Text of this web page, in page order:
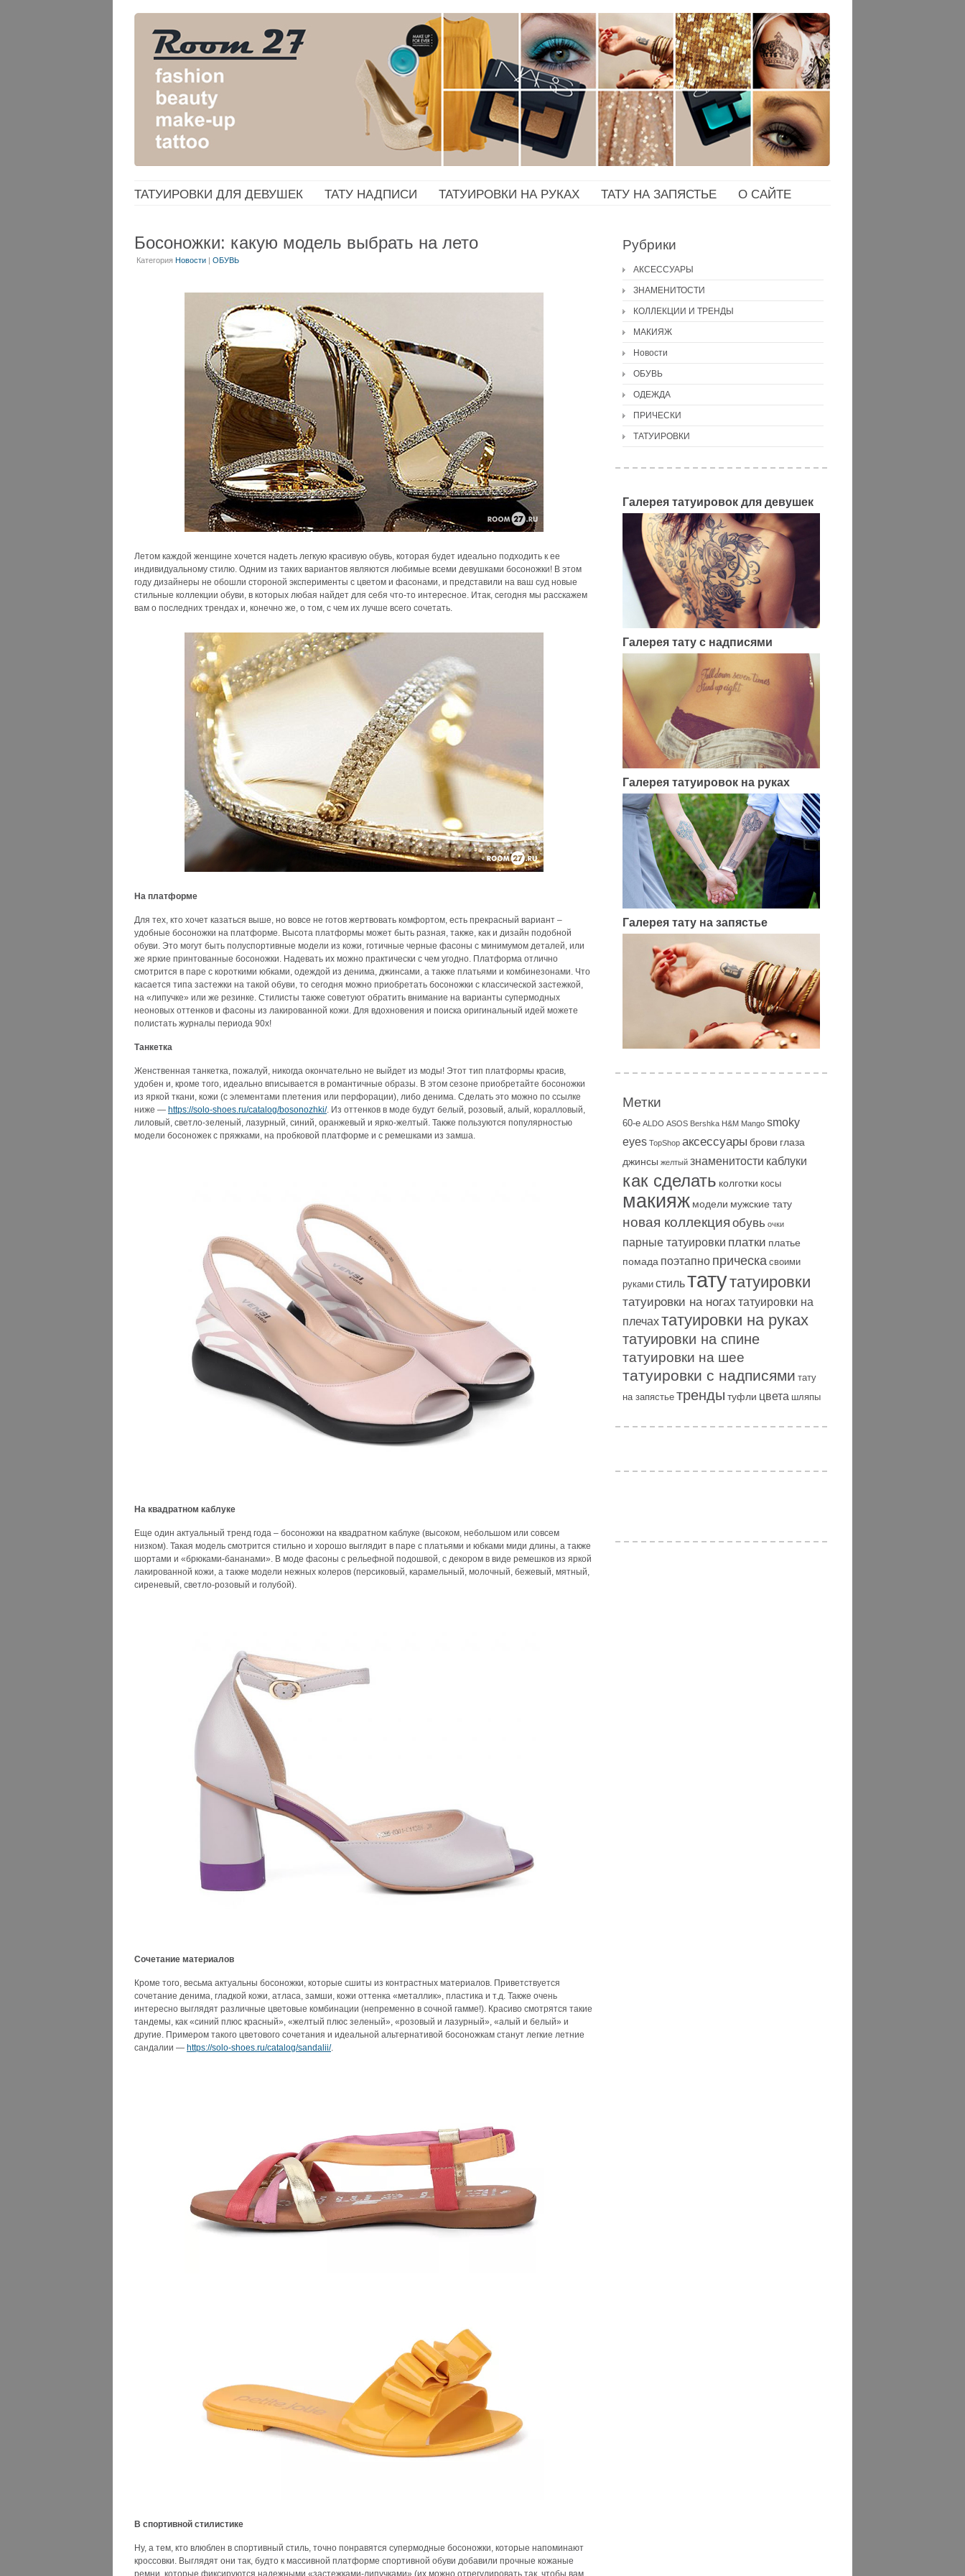
ТАТУИРОВКИ ДЛЯ ДЕВУШЕК ТАТУ НАДПИСИ ТАТУИРОВКИ НА РУКАХ ТАТУ НА ЗАПЯСТЬЕ О САЙТЕ
Босоножки: какую модель выбрать на лето
Категория Новости | ОБУВЬ
Летом каждой женщине хочется надеть легкую красивую обувь, которая будет идеально подходить к ее
индивидуальному стилю. Одним из таких вариантов являются любимые всеми девушками босоножки! В этом
году дизайнеры не обошли стороной эксперименты с цветом и фасонами, и представили на ваш суд новые
стильные коллекции обуви, в которых любая найдет для себя что-то интересное. Итак, сегодня мы расскажем
вам о последних трендах и, конечно же, о том, с чем их лучше всего сочетать.
На платформе
Для тех, кто хочет казаться выше, но вовсе не готов жертвовать комфортом, есть прекрасный вариант –
удобные босоножки на платформе. Высота платформы может быть разная, также, как и дизайн подобной
обуви. Это могут быть полуспортивные модели из кожи, готичные черные фасоны с минимумом деталей, или
же яркие принтованные босоножки. Надевать их можно практически с чем угодно. Платформа отлично
смотрится в паре с короткими юбками, одеждой из денима, джинсами, а также платьями и комбинезонами. Что
касается типа застежки на такой обуви, то сегодня можно приобретать босоножки с классической застежкой,
на «липучке» или же резинке. Стилисты также советуют обратить внимание на варианты супермодных
неоновых оттенков и фасоны из лакированной кожи. Для вдохновения и поиска оригинальный идей можете
полистать журналы периода 90х!
Танкетка
Женственная танкетка, пожалуй, никогда окончательно не выйдет из моды! Этот тип платформы красив,
удобен и, кроме того, идеально вписывается в романтичные образы. В этом сезоне приобретайте босоножки
из яркой ткани, кожи (с элементами плетения или перфорации), либо денима. Сделать это можно по ссылке
ниже — https://solo-shoes.ru/catalog/bosonozhki/. Из оттенков в моде будут белый, розовый, алый, коралловый,
лиловый, светло-зеленый, лазурный, синий, оранжевый и ярко-желтый. Также пользуются популярностью
модели босоножек с пряжками, на пробковой платформе и с ремешками из замша.
На квадратном каблуке
Еще один актуальный тренд года – босоножки на квадратном каблуке (высоком, небольшом или совсем
низком). Такая модель смотрится стильно и хорошо выглядит в паре с платьями и юбками миди длины, а также
шортами и «брюками-бананами». В моде фасоны с рельефной подошвой, с декором в виде ремешков из яркой
лакированной кожи, а также модели нежных колеров (персиковый, карамельный, молочный, бежевый, мятный,
сиреневый, светло-розовый и голубой).
Сочетание материалов
Кроме того, весьма актуальны босоножки, которые сшиты из контрастных материалов. Приветствуется
сочетание денима, гладкой кожи, атласа, замши, кожи оттенка «металлик», пластика и т.д. Также очень
интересно выглядят различные цветовые комбинации (непременно в сочной гамме!). Красиво смотрятся такие
тандемы, как «синий плюс красный», «желтый плюс зеленый», «розовый и лазурный», «алый и белый» и
другие. Примером такого цветового сочетания и идеальной альтернативой босоножкам станут легкие летние
сандалии — https://solo-shoes.ru/catalog/sandalii/.
В спортивной стилистике
Ну, а тем, кто влюблен в спортивный стиль, точно понравятся супермодные босоножки, которые напоминают
кроссовки. Выглядят они так, будто к массивной платформе спортивной обуви добавили прочные кожаные
ремни, которые фиксируются надежными «застежками-липучками» (их можно отрегулировать так, чтобы вам
Рубрики
АКСЕССУАРЫ
ЗНАМЕНИТОСТИ
КОЛЛЕКЦИИ И ТРЕНДЫ
МАКИЯЖ
Новости
ОБУВЬ
ОДЕЖДА
ПРИЧЕСКИ
ТАТУИРОВКИ
Галерея татуировок для девушек
Галерея тату с надписями
Галерея татуировок на руках
Галерея тату на запястье
Метки
60-е ALDO ASOS Bershka H&M Mango smoky
eyes TopShop аксессуары брови глаза
джинсы желтый знаменитости каблуки
как сделать колготки косы
макияж модели мужские тату
новая коллекция обувь очки
парные татуировки платки платье
помада поэтапно прическа своими
руками стильтатутатуировки
татуировки на ногах татуировки на
плечахтатуировки на руках
татуировки на спине
татуировки на шее
татуировки с надписями тату
на запястье тренды туфли цвета шляпы